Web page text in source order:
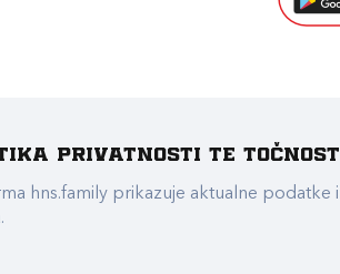
privatnosti te točnost
hns.family prikazuje aktualne